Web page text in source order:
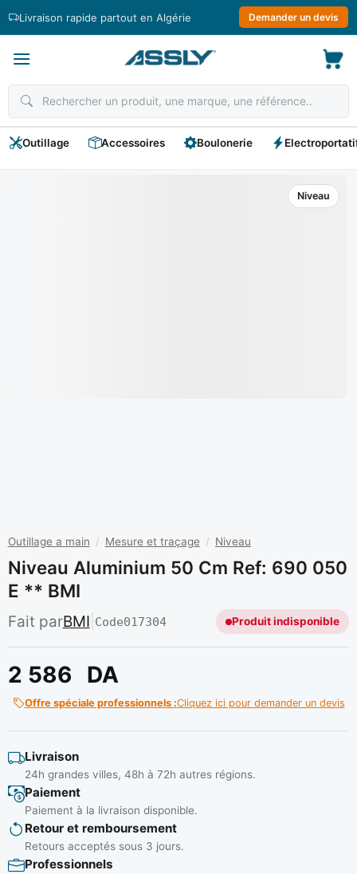
Livraison rapide partout en Algérie Demander un devis
Outillage Accessoires Boulonerie
Niveau
Outillage a main / Mesure et traçage / Niveau
Niveau Aluminium 50 Cm Ref: 690 050
E ** BMI
Fait parBMI Code017304 Produit indisponible
2 586 DA
Offre spéciale professionnels :Cliquez ici pour demander un devis
Livraison
24h grandes villes, 48h à 72h autres régions.
Paiement
Paiement à la livraison disponible.
Retour et remboursement
Retours acceptés sous 3 jours.
Professionnels